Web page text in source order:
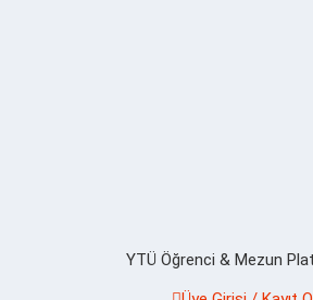
YTÜ Öğrenci & Mezun